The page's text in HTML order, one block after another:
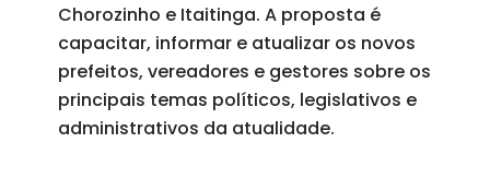
Chorozinho e Itaitinga. A proposta é
capacitar, informar e atualizar os novos
prefeitos, vereadores e gestores sobre os
principais temas políticos, legislativos e
administrativos da atualidade.